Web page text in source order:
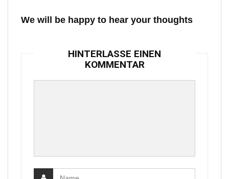
We will be happy to hear your thoughts
HINTERLASSE EINEN
KOMMENTAR